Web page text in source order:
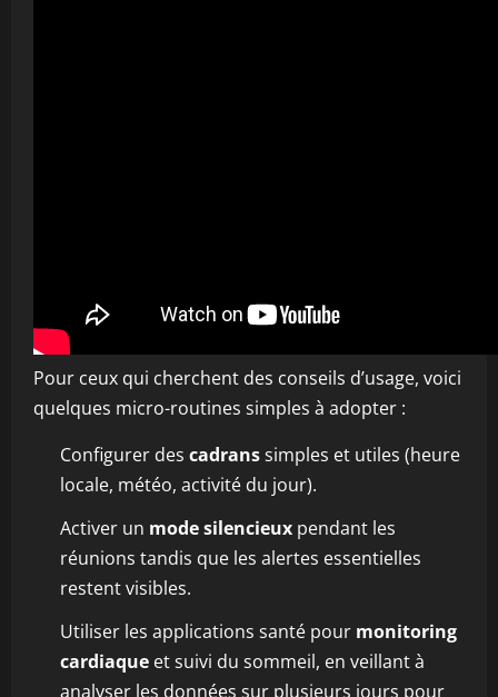
Pour ceux qui cherchent des conseils d’usage, voici
quelques micro-routines simples à adopter :
Configurer des cadranssimples et utiles (heure
locale, météo, activité du jour).
Activer un mode silencieux pendant les
réunions tandis que les alertes essentielles
restent visibles.
Utiliser les applications santé pour monitoring
cardiaque et suivi du sommeil, en veillant à
analyser les données sur plusieurs jours pour